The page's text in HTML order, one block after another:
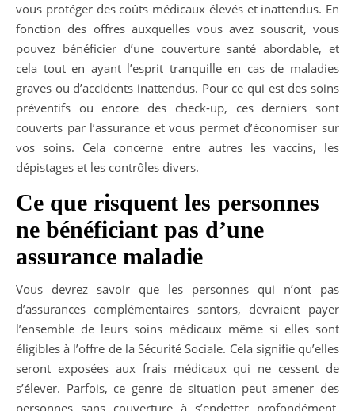
vous protéger des coûts médicaux élevés et inattendus. En
fonction des offres auxquelles vous avez souscrit, vous
pouvez bénéficier d’une couverture santé abordable, et
cela tout en ayant l’esprit tranquille en cas de maladies
graves ou d’accidents inattendus. Pour ce qui est des soins
préventifs ou encore des check-up, ces derniers sont
couverts par l’assurance et vous permet d’économiser sur
vos soins. Cela concerne entre autres les vaccins, les
dépistages et les contrôles divers.
Ce que risquent les personnes
ne bénéficiant pas d’une
assurance maladie
Vous devrez savoir que les personnes qui n’ont pas
d’assurances complémentaires santors, devraient payer
l’ensemble de leurs soins médicaux même si elles sont
éligibles à l’offre de la Sécurité Sociale. Cela signifie qu’elles
seront exposées aux frais médicaux qui ne cessent de
s’élever. Parfois, ce genre de situation peut amener des
personnes sans couverture à s’endetter profondément,